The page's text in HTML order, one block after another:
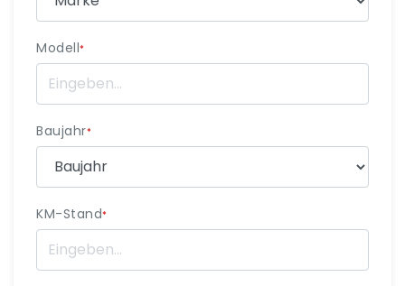
Modell*
Baujahr*
KM-Stand*